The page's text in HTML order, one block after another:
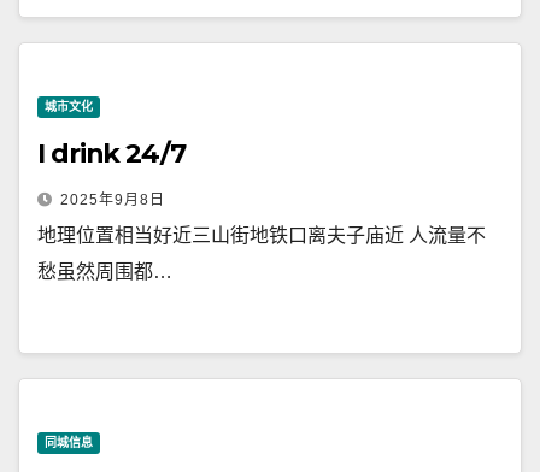
城市文化
I drink 24/7
2025年9月8日
地理位置相当好近三山街地铁口离夫子庙近 人流量不
愁虽然周围都…
同城信息